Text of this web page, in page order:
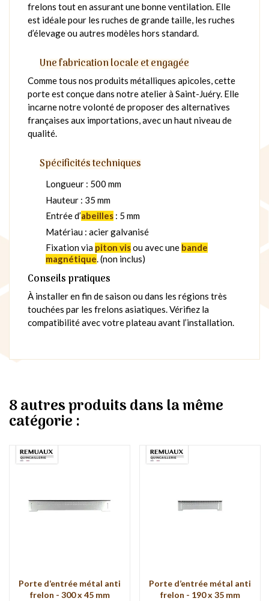
frelons tout en assurant une bonne ventilation. Elle
est idéale pour les ruches de grande taille, les ruches
d’élevage ou autres modèles hors standard.
Une fabrication locale et engagée
Comme tous nos produits métalliques apicoles, cette
porte est conçue dans notre atelier à Saint-Juéry. Elle
incarne notre volonté de proposer des alternatives
françaises aux importations, avec un haut niveau de
qualité.
Spécificités techniques
Longueur : 500 mm
Hauteur : 35 mm
Entrée d’abeilles : 5 mm
Matériau : acier galvanisé
Fixation via piton visou avec une bande
magnétique. (non inclus)
Conseils pratiques
À installer en fin de saison ou dans les régions très
touchées par les frelons asiatiques. Vérifiez la
compatibilité avec votre plateau avant l’installation.
8 autres produits dans la même
catégorie :
Porte d’entrée métal anti
frelon - 300 x 45 mm
Porte d’entrée métal anti
frelon - 190 x 35 mm